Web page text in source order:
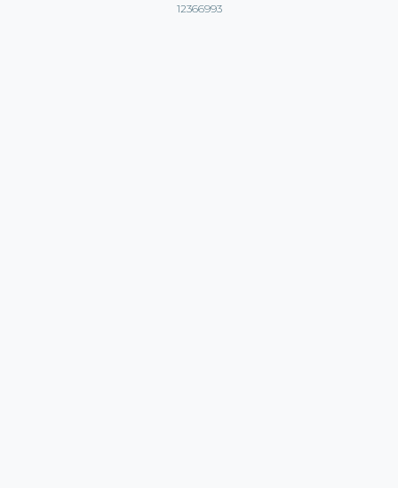
12366993